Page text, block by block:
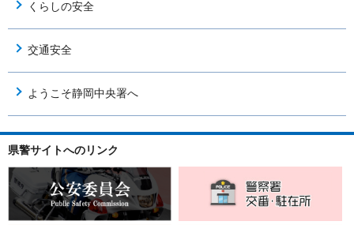
くらしの安全
交通安全
ようこそ静岡中央署へ
県警サイトへのリンク